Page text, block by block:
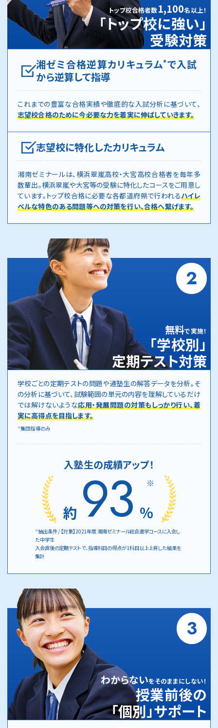
トップ校合格者数1,100名以上！
「トップ校に強い」
受験対策
湘ゼミ合格逆算カリキュラム®で入試
から逆算して指導
これまでの豊富な合格実績や徹底的な入試分析に基づいて、
志望校合格のために今必要な力を着実に伸ばしていきます。
志望校に特化したカリキュラム
湘南ゼミナールは、横浜翠嵐高校・大宮高校合格者を毎年多
数輩出。横浜翠嵐や大宮等の受験に特化したコースをご用意し
ています。トップ校合格に必要な各都道府県で行われるハイレ
ベルな特色のある問題等への対策を行い、合格へ繋げます。
2
無料で実施！
「学校別」
定期テスト対策
学校ごとの定期テストの問題や通塾生の解答データを分析。そ
の分析に基づいて、試験範囲の単元の内容を理解しているだけ
では解けないような応用・発展問題の対策もしっかり行い、着
実に高得点を目指します。
※集団指導のみ
入塾生の成績アップ！
約 93 %
※
※抽出条件 / 【対象】2021年度 湘南ゼミナール総合進学コースに入会し
た中学生
入会直後の定期テストで、指導科目の得点が1科目以上上昇した結果を
集計
3
わからないをそのままにしない！
授業前後の
「個別」サポート